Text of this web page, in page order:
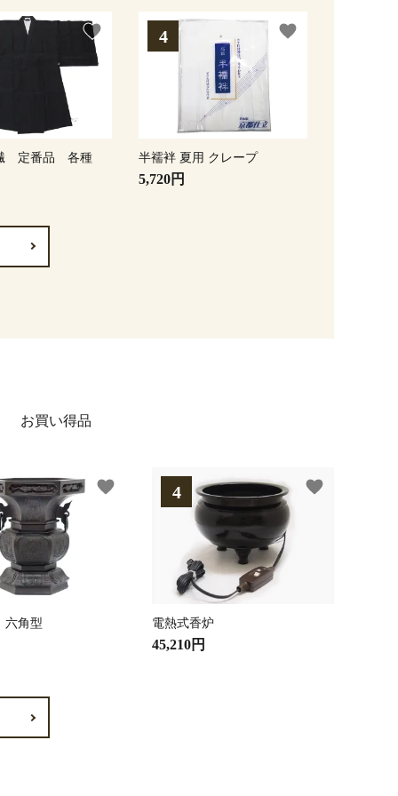
定番品 各種
favorite
半襦袢 夏用 クレープ
5,720円
favorite
お買い得品
角型
favorite
電熱式香炉
45,210円
favorite